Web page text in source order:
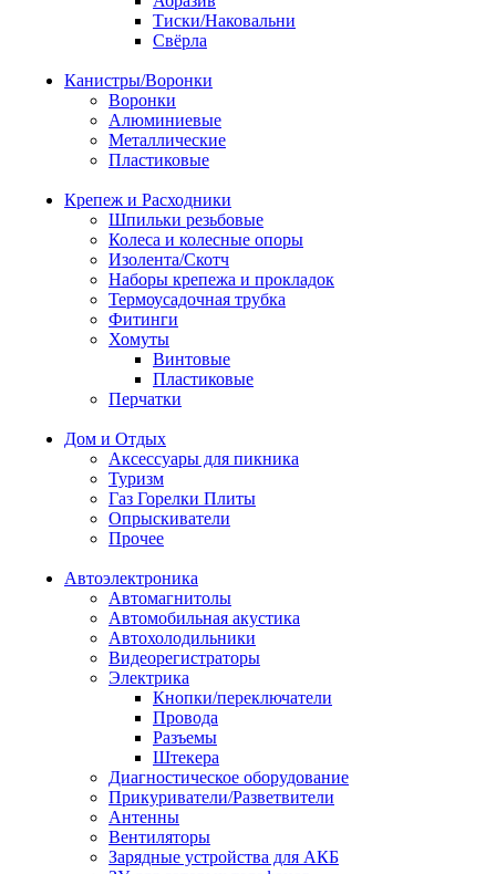
Тиски/Наковальни
Свёрла
Канистры/Воронки
Воронки
Алюминиевые
Металлические
Пластиковые
Крепеж и Расходники
Шпильки резьбовые
Колеса и колесные опоры
Изолента/Скотч
Наборы крепежа и прокладок
Термоусадочная трубка
Фитинги
Хомуты
Винтовые
Пластиковые
Перчатки
Дом и Отдых
Аксессуары для пикника
Туризм
Газ Горелки Плиты
Опрыскиватели
Прочее
Автоэлектроника
Автомагнитолы
Автомобильная акустика
Автохолодильники
Видеорегистраторы
Электрика
Кнопки/переключатели
Провода
Разъемы
Штекера
Диагностическое оборудование
Прикуриватели/Разветвители
Антенны
Вентиляторы
Зарядные устройства для АКБ